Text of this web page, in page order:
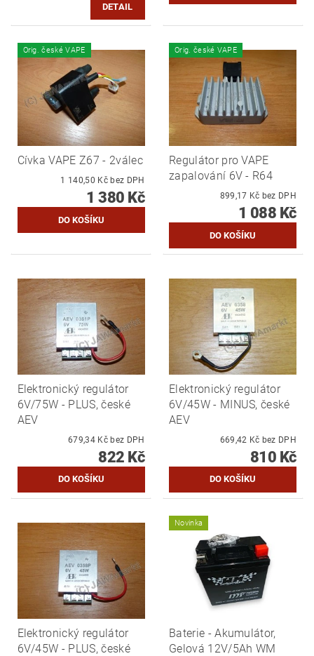
DETAIL
Orig. české VAPE
Cívka VAPE Z67 - 2válec
1 140,50 Kč bez DPH
1 380 Kč
Orig. české VAPE
Regulátor pro VAPE
zapalování 6V - R64
899,17 Kč bez DPH
1 088 Kč
Elektronický regulátor
6V/75W - PLUS, české
AEV
679,34 Kč bez DPH
822 Kč
Elektronický regulátor
6V/45W - MINUS, české
AEV
669,42 Kč bez DPH
810 Kč
Elektronický regulátor
6V/45W - PLUS, české
Novinka
Baterie - Akumulátor,
Gelová 12V/5Ah WM